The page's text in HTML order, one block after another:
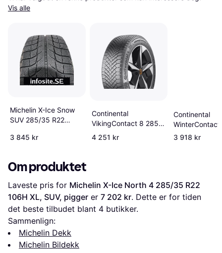
Vis alle
Michelin X-Ice Snow
SUV 285/35 R22
vinterdäck
3 845 kr
Continental
VikingContact 8 285
35R22 Vinterdekk
4 251 kr
Continental
WinterContact
P 285/35 R22
3 918 kr
Om produktet
Laveste pris for Michelin X-Ice North 4 285/35 R22
106H XL, SUV, pigger er 7 202 kr. Dette er for tiden
det beste tilbudet blant 4 butikker.
Sammenlign:
Michelin Dekk
Michelin Bildekk